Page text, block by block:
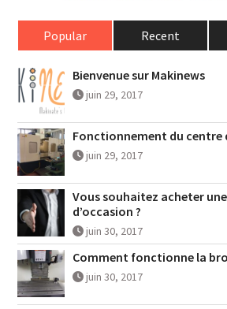
Popular Recent
Bienvenue sur Makinews
juin 29, 2017
Fonctionnement du centre
juin 29, 2017
Vous souhaitez acheter
d’occasion ?
juin 30, 2017
Comment fonctionne la
juin 30, 2017